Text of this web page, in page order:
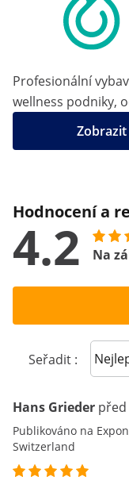
Profesionální
wellness podniky,
Hodnocení a
4.2 Na
Seřadit :
Hans Grieder před
Publikováno na
Switzerland